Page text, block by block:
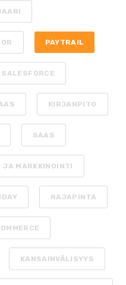
PAYTRAIL
SALESFORCE
KIRJANPITO
SAAS
JA MARKKINOINTI
RAJAPINTA
KANSAINVÄLISYYS